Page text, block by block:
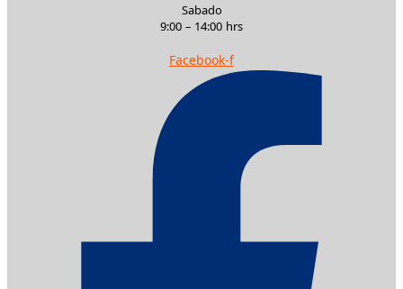
Sabado
9:00 – 14:00 hrs
Facebook-f